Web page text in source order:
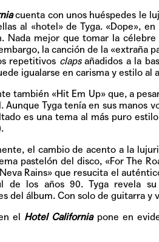
cuenta con unos huéspedes le
al «hotel» de Tyga. «Dope»,
Nada mejor que tomar la
la canción de la «extraña
repetitivos clapsañadidos a la
igualarse en carisma y estilo al
también «Hit Em Up» que, a
Aunque Tyga tenía en sus manos
es una tema al más puro
el cambio de acento a la
pastelón del disco, «For The
Rains» que resucita el
de los años 90. Tyga revela
del álbum. Con solo de guitarra y
el Hotel Californiapone en